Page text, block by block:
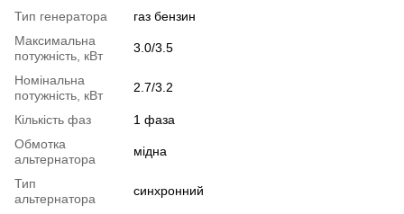
Тип генератора
газ бензин
Максимальна
потужність, кВт
3.0/3.5
Номінальна
потужність, кВт
2.7/3.2
Кількість фаз
1 фаза
Обмотка
альтернатора
мідна
Тип
альтернатора
синхронний